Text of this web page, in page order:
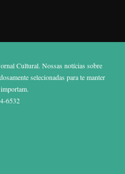
Cultural. Nossas notícias sobre
selecionadas para te manter
6532